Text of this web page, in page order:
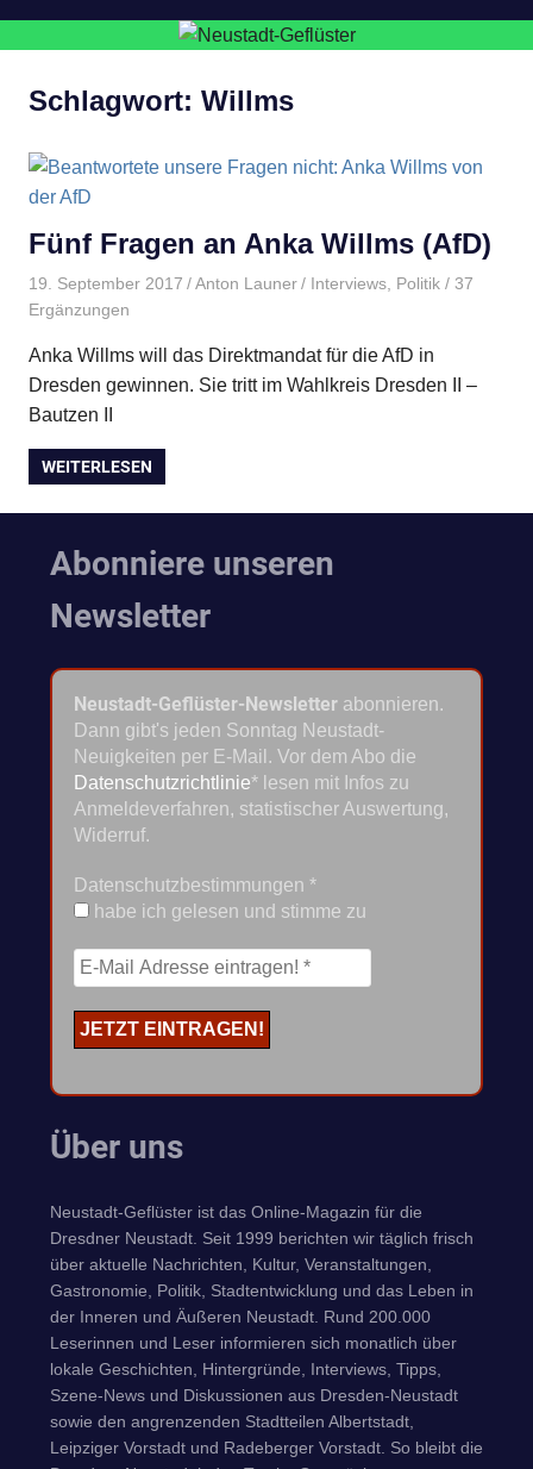
Schlagwort: Willms
Fünf Fragen an Anka Willms (AfD)
19. September 2017 Anton Launer Interviews, Politik/ 37
Ergänzungen
Anka Willms will das Direktmandat für die AfD in
Dresden gewinnen. Sie tritt im Wahlkreis Dresden II –
Bautzen II
WEITERLESEN
Abonniere unseren
Newsletter
Neustadt-Geflüster-Newsletter abonnieren.
Dann gibt's jeden Sonntag Neustadt-
Neuigkeiten per E-Mail. Vor dem Abo die
Datenschutzrichtlinie* lesen mit Infos zu
Anmeldeverfahren, statistischer Auswertung,
Widerruf.
Datenschutzbestimmungen *
habe ich gelesen und stimme zu
Über uns
Neustadt-Geflüster ist das Online-Magazin für die
Dresdner Neustadt. Seit 1999 berichten wir täglich frisch
über aktuelle Nachrichten, Kultur, Veranstaltungen,
Gastronomie, Politik, Stadtentwicklung und das Leben in
der Inneren und Äußeren Neustadt. Rund 200.000
Leserinnen und Leser informieren sich monatlich über
lokale Geschichten, Hintergründe, Interviews, Tipps,
Szene-News und Diskussionen aus Dresden-Neustadt
sowie den angrenzenden Stadtteilen Albertstadt,
Leipziger Vorstadt und Radeberger Vorstadt. So bleibt die